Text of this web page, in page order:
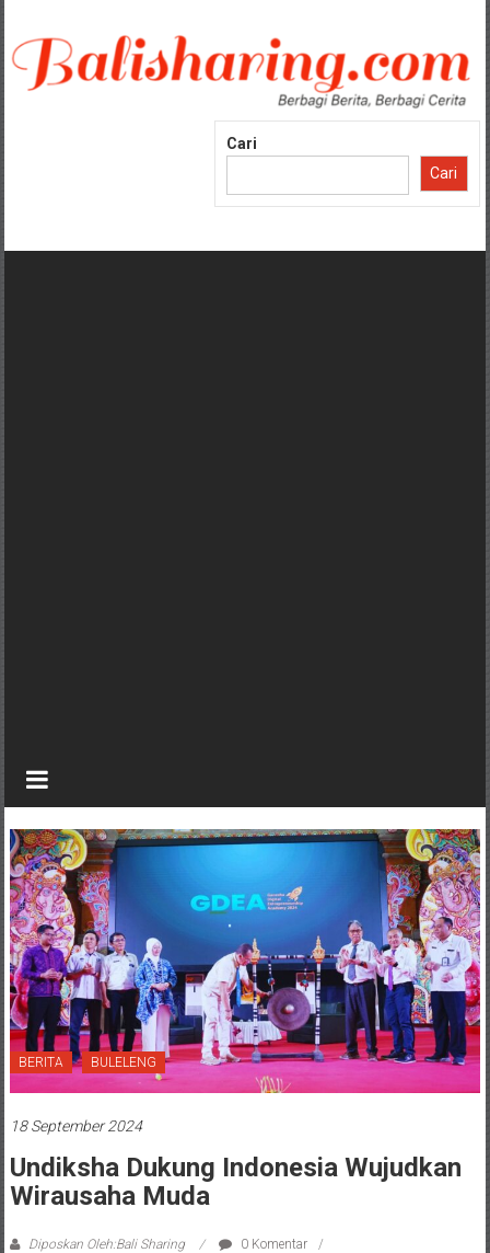
konten
Cari
Cari
BERITA BULELENG
18 September 2024
Undiksha Dukung Indonesia Wujudkan
Wirausaha Muda
Diposkan Oleh:Bali Sharing
0 Komentar